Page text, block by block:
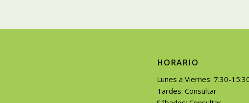
HORARIO
Lunes a Viernes: 7:30-
Tardes: Consultar